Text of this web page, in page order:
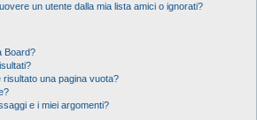
un utente dalla mia lista amici o ignorati?
Board?
una pagina vuota?
e i miei argomenti?